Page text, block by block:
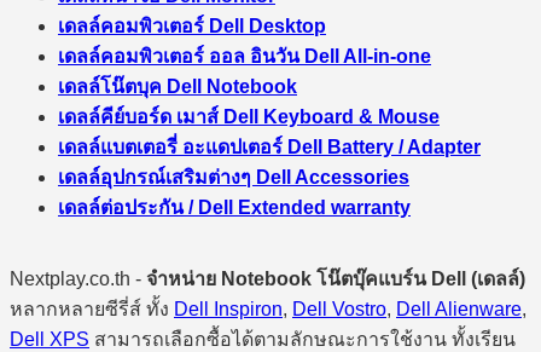
เดลล์คอมพิวเตอร์ Dell Desktop
เดลล์คอมพิวเตอร์ ออล อินวัน Dell All-in-one
เดลล์โน๊ตบุค Dell Notebook
เดลล์คีย์บอร์ด เมาส์ Dell Keyboard & Mouse
เดลล์แบตเตอรี่ อะแดปเตอร์ Dell Battery / Adapter
เดลล์อุปกรณ์เสริมต่างๆ Dell Accessories
เดลล์ต่อประกัน / Dell Extended warranty
Nextplay.co.th - จำหน่าย Notebook โน๊ตบุ๊คแบร์น Dell (เดลล์)
หลากหลายซีรี่ส์ ทั้ง Dell Inspiron, Dell Vostro, Dell Alienware,
Dell XPS สามารถเลือกซื้อได้ตามลักษณะการใช้งาน ทั้งเรียน